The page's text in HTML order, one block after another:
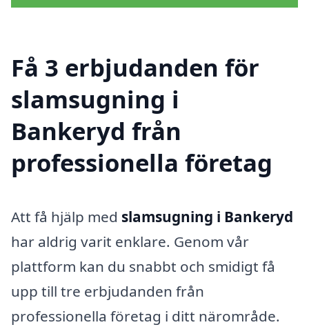
Få 3 erbjudanden för
slamsugning i
Bankeryd från
professionella företag
Att få hjälp med slamsugning i Bankeryd
har aldrig varit enklare. Genom vår
plattform kan du snabbt och smidigt få
upp till tre erbjudanden från
professionella företag i ditt närområde.